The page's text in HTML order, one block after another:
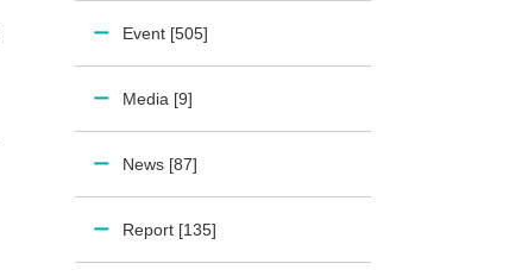
Event [505]
Media [9]
News [87]
Report [135]